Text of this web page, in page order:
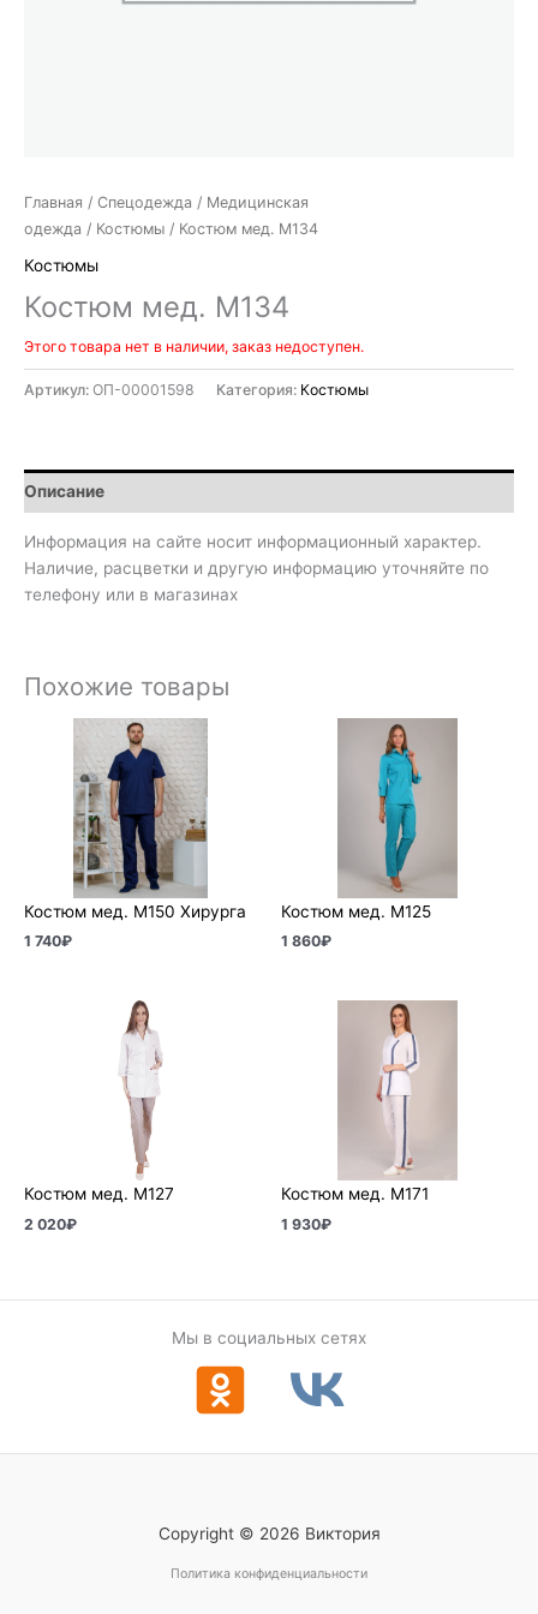
Главная / Спецодежда / Медицинская
одежда / Костюмы / Костюм мед. М134
Костюмы
Костюм мед. М134
Этого товара нет в наличии, заказ недоступен.
Артикул: ОП-00001598 Категория: Костюмы
Описание
Информация на сайте носит информационный характер.
Наличие, расцветки и другую информацию уточняйте по
телефону или в магазинах
Похожие товары
Костюм мед. М150 Хирурга
1 740₽
Костюм мед. М125
1 860₽
Костюм мед. М127
2 020₽
Костюм мед. М171
1 930₽
Мы в социальных сетях
Copyright © 2026 Виктория
Политика конфиденциальности